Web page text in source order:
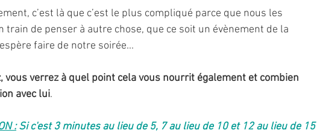
c’est là que c’est le plus compliqué parce que nous les
de penser à autre chose, que ce soit un évènement de la
faire de notre soirée...
vous verrez à quel point cela vous nourrit également et combien
avec lui.
: Si c'est 3 minutes au lieu de 5, 7 au lieu de 10 et 12 au lieu de 15